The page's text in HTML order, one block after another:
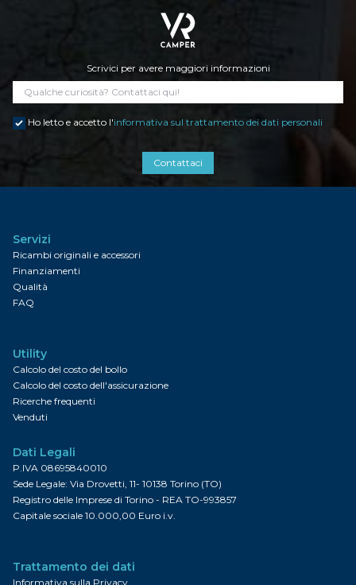
Scrivici per avere maggiori informazioni
Ho letto e accetto l'informativa sul trattamento dei dati personali
Contattaci
Servizi
Ricambi originali e accessori
Finanziamenti
Qualità
FAQ
Utility
Calcolo del costo del bollo
Calcolo del costo dell'assicurazione
Ricerche frequenti
Venduti
Dati Legali
P.IVA 08695840010
Sede Legale: Via Drovetti, 11- 10138 Torino (TO)
Registro delle Imprese di Torino - REA TO-993857
Capitale sociale 10.000,00 Euro i.v.
Trattamento dei dati
Informativa sulla Privacy